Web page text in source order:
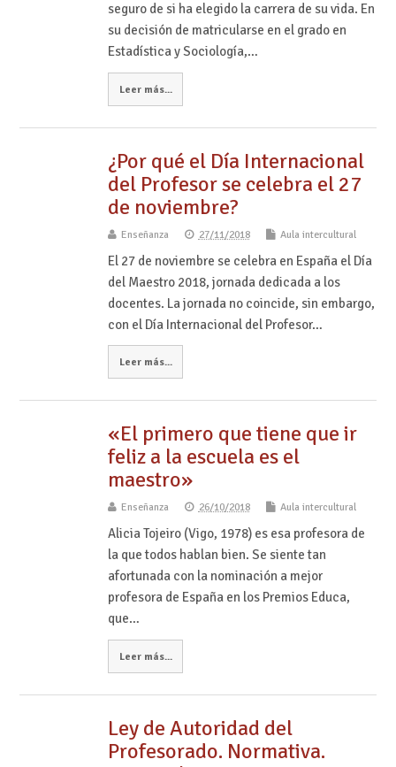
seguro de si ha elegido la carrera de su vida. En
su decisión de matricularse en el grado en
Estadística y Sociología,…
Leer más...
¿Por qué el Día Internacional
del Profesor se celebra el 27
de noviembre?
Enseñanza 27/11/2018 Aula intercultural
El 27 de noviembre se celebra en España el Día
del Maestro 2018, jornada dedicada a los
docentes. La jornada no coincide, sin embargo,
con el Día Internacional del Profesor…
Leer más...
«El primero que tiene que ir
feliz a la escuela es el
maestro»
Enseñanza 26/10/2018 Aula intercultural
Alicia Tojeiro (Vigo, 1978) es esa profesora de
la que todos hablan bien. Se siente tan
afortunada con la nominación a mejor
profesora de España en los Premios Educa,
que…
Leer más...
Ley de Autoridad del
Profesorado. Normativa.